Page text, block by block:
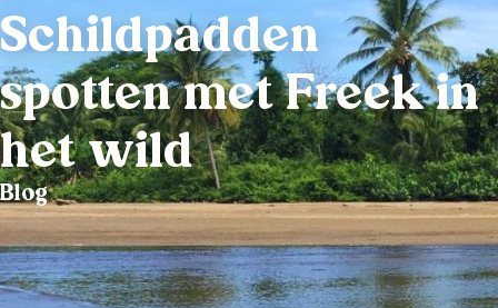
Schildpadden
spotten met Freek in
het wild
Blog